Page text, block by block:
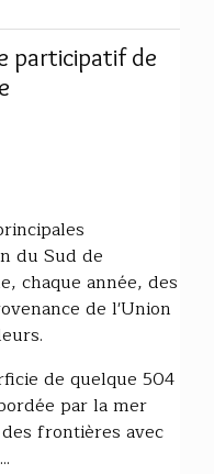
participatif de
du Sud de
chaque année, des
de l'Union
de quelque 504
par la mer
frontières avec